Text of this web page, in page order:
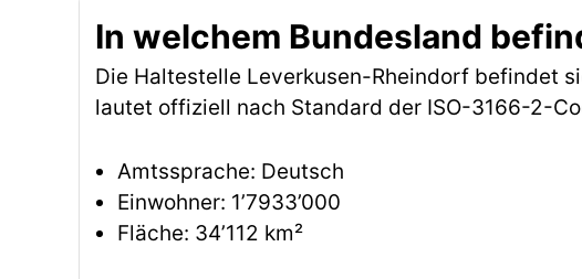
In welchem Bundesland
Die Haltestelle Leverkusen-Rheindorf befindet
lautet offiziell nach Standard der ISO-3166-2-
Amtssprache: Deutsch
Einwohner: 1’7933’000
Fläche: 34’112 km²